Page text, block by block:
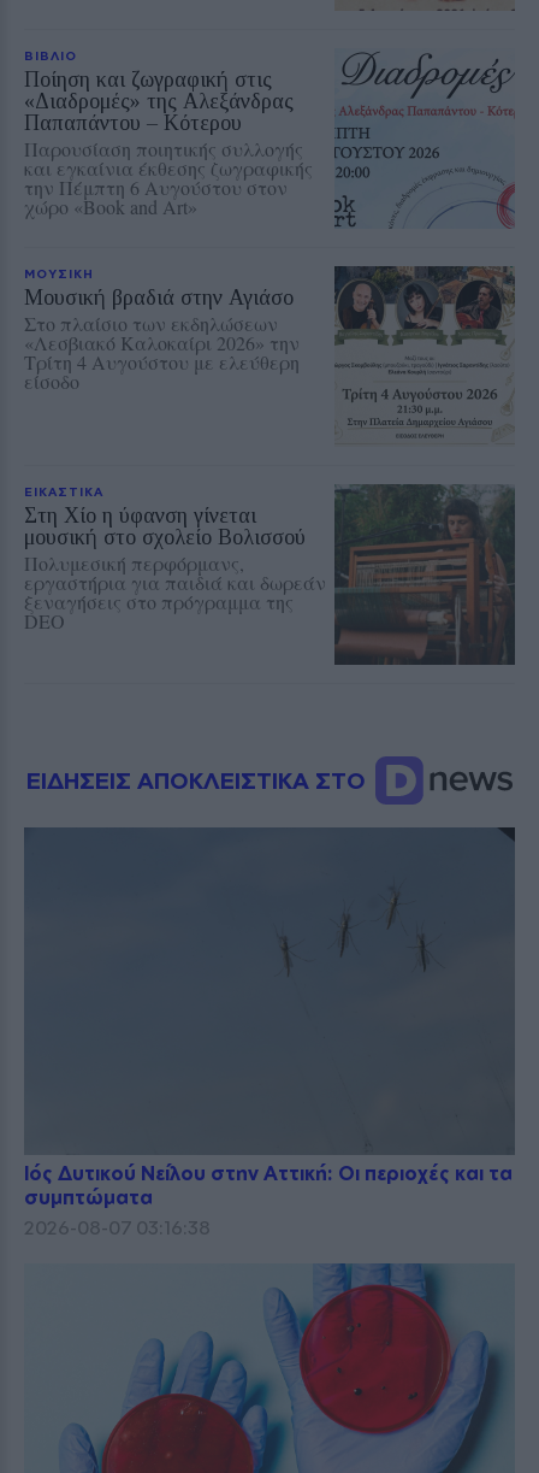
ΒΙΒΛΙΟ
Ποίηση και ζωγραφική στις
«Διαδρομές» της Αλεξάνδρας
Παπαπάντου – Κότερου
Παρουσίαση ποιητικής συλλογής
και εγκαίνια έκθεσης ζωγραφικής
την Πέμπτη 6 Αυγούστου στον
χώρο «Book and Art»
ΜΟΥΣΙΚΗ
Μουσική βραδιά στην Αγιάσο
Στο πλαίσιο των εκδηλώσεων
«Λεσβιακό Καλοκαίρι 2026» την
Τρίτη 4 Αυγούστου με ελεύθερη
είσοδο
ΕΙΚΑΣΤΙΚΑ
Στη Χίο η ύφανση γίνεται
μουσική στο σχολείο Βολισσού
Πολυμεσική περφόρμανς,
εργαστήρια για παιδιά και δωρεάν
ξεναγήσεις στο πρόγραμμα της
DEO
ΕΙΔΗΣΕΙΣ ΑΠΟΚΛΕΙΣΤΙΚΑ ΣΤΟ
Ιός Δυτικού Νείλου στην Αττική: Οι περιοχές και τα
συμπτώματα
2026-08-07 03:16:38